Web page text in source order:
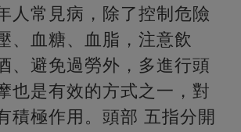
人常見病，除了控制危險
、血糖、血脂，注意飲
、避免過勞外，多進行頭
也是有效的方式之一，對
積極作用。頭部 五指分開